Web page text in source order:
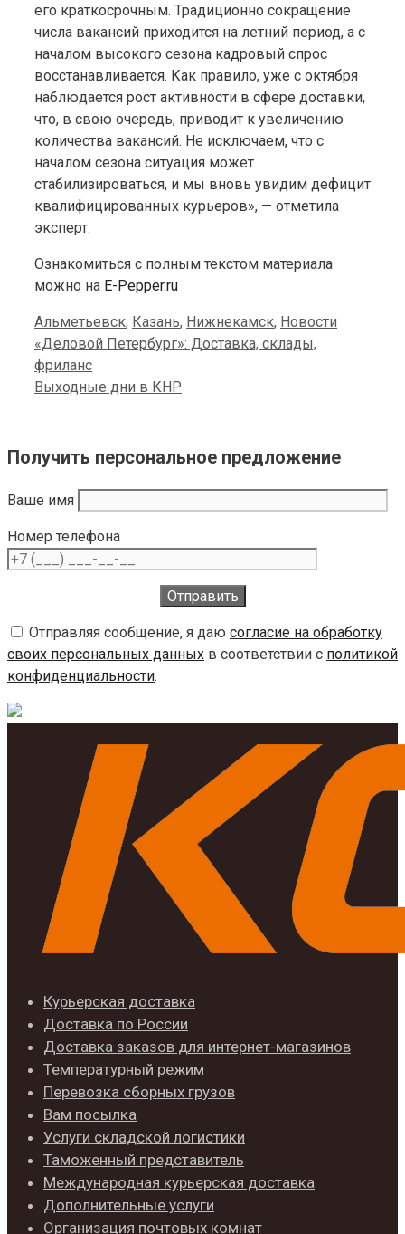
его краткосрочным. Традиционно сокращение
числа вакансий приходится на летний период, а с
началом высокого сезона кадровый спрос
восстанавливается. Как правило, уже с октября
наблюдается рост активности в сфере доставки,
что, в свою очередь, приводит к увеличению
количества вакансий. Не исключаем, что с
началом сезона ситуация может
стабилизироваться, и мы вновь увидим дефицит
квалифицированных курьеров», — отметила
эксперт.
Ознакомиться с полным текстом материала
можно на E-Pepper.ru
Categories
Альметьевск, Казань, Нижнекамск, Новости
«Деловой Петербург»: Доставка, склады,
фриланс
Выходные дни в КНР
Получить персональное предложение
Ваше имя
Номер телефона
Отправляя сообщение, я даю согласие на обработку
своих персональных данных в соответствии с политикой
конфиденциальности.
Курьерская доставка
Доставка по России
Доставка заказов для интернет-магазинов
Температурный режим
Перевозка сборных грузов
Вам посылка
Услуги складской логистики
Таможенный представитель
Международная курьерская доставка
Дополнительные услуги
Организация почтовых комнат